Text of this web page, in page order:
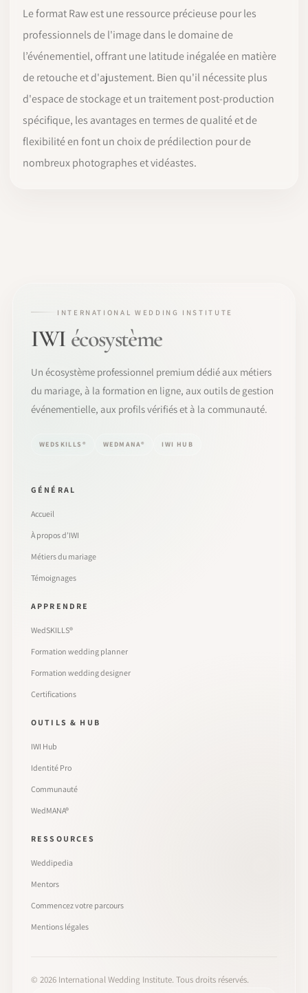
Le format Raw est une ressource précieuse pour les
professionnels de l'image dans le domaine de
l’événementiel, offrant une latitude inégalée en matière
de retouche et d'ajustement. Bien qu'il nécessite plus
d'espace de stockage et un traitement post-production
spécifique, les avantages en termes de qualité et de
flexibilité en font un choix de prédilection pour de
nombreux photographes et vidéastes.
INTERNATIONAL WEDDING INSTITUTE
IWI écosystème
Un écosystème professionnel premium dédié aux métiers
du mariage, à la formation en ligne, aux outils de gestion
événementielle, aux profils vérifiés et à la communauté.
WEDSKILLS® WEDMANA® IWI HUB
GÉNÉRAL
Accueil
À propos d’IWI
Métiers du mariage
Témoignages
APPRENDRE
WedSKILLS®
Formation wedding planner
Formation wedding designer
Certifications
OUTILS & HUB
IWI Hub
Identité Pro
Communauté
WedMANA®
RESSOURCES
Weddipedia
Mentors
Commencez votre parcours
Mentions légales
© 2026 International Wedding Institute. Tous droits réservés.